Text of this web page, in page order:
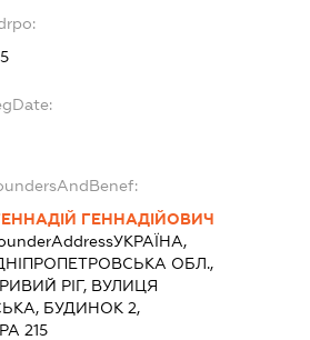
ГЕННАДІЙОВИЧ
УКРАЇНА,
ОБЛ.,
РІГ, ВУЛИЦЯ
БУДИНОК 2,
215